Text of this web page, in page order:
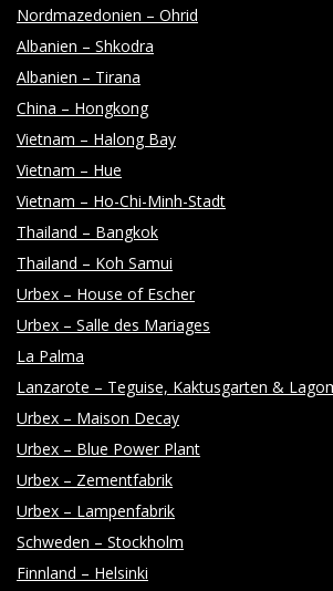
O
T
O
G
R
A
P
H
Y
Nordmazedonien – Ohrid
Albanien – Shkodra
Albanien – Tirana
China – Hongkong
Vietnam – Halong Bay
Vietnam – Hue
Vietnam – Ho-Chi-Minh-Stadt
Thailand – Bangkok
Thailand – Koh Samui
Urbex – House of Escher
Urbex – Salle des Mariages
La Palma
Lanzarote – Teguise, Kaktusgarten &
Urbex – Maison Decay
Urbex – Blue Power Plant
Urbex – Zementfabrik
Urbex – Lampenfabrik
Schweden – Stockholm
Finnland – Helsinki